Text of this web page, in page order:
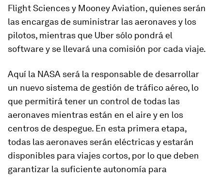
Flight Sciences y Mooney Aviation, quienes serán
las encargas de suministrar las aeronaves y los
pilotos, mientras que Uber sólo pondrá el
software y se llevará una comisión por cada viaje.
Aquí la NASA será la responsable de desarrollar
un nuevo sistema de gestión de tráfico aéreo, lo
que permitirá tener un control de todas las
aeronaves mientras están en el aire y en los
centros de despegue. En esta primera etapa,
todas las aeronaves serán eléctricas y estarán
disponibles para viajes cortos, por lo que deben
garantizar la suficiente autonomía para